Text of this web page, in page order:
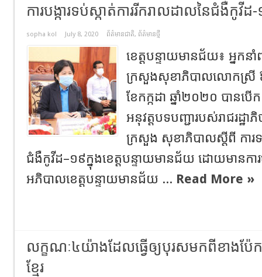
ការបង្ការទប់ស្កាត់ការរីករាលដាលនៃជំងឺកូវីដ
sopha kol July 8, 2020 ព័ត៌មានជាតិ, ព័ត៌មានថ្មី
ខេត្តបន្ទាយមានជ័យ៖ អ្នកនាំ
ក្រសួងសុខាភិបាលលោកស្រី ឱ
ខែកក្កដា ឆ្នាំ២០២០ បានប
អនុវត្តបទបញ្ជារបស់រាជរដ្
ក្រសួង សុខាភិបាលស្តីពី ការទ
ជំងឺកូវីដ–១៩ក្នុងខេត្តបន្ទាយមានជ័យ ដោយមានក
អភិបាលខេត្តបន្ទាយមានជ័យ ... Read More »
លក្ខណៈ៤យ៉ាងដែលធ្វើឲ្យបុរសមកពីខាងប៉ែ
ខ្មែរ